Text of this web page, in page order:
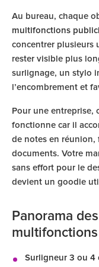
Au bureau, chaque
multifonctions
concentrer plusieurs
rester visible plus
surlignage, un stylo
l’encombrement et
Pour une entreprise,
fonctionne car il
de notes en réunion,
documents. Votre
sans effort pour le
devient un goodie
Panorama
Surligneur 3 ou 4